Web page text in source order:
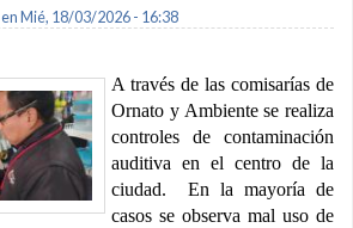
en Mié, 18/03/2026 - 16:38
A través de las comisarías de
Ornato y Ambiente se realiza
controles de contaminación
auditiva en el centro de la
ciudad. En la mayoría de
casos se observa mal uso de